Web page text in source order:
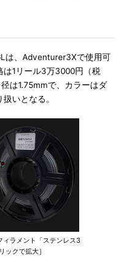
は、Adventurer3Xで使用可
は1リール3万3000円（税
は1.75mmで、カラーはダ
いとなる。
ラメント「ステンレス3
ックで拡大］